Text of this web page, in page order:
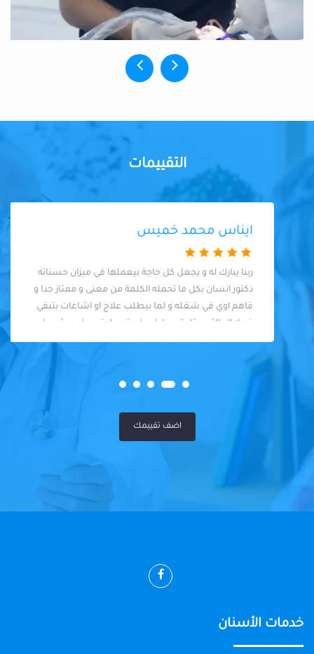
التقييمات
ايناس محمد خميس
ربنا يبارك له و يجعل كل حاجة بيعملها في ميزان حسناته
دكتور انسان بكل ما تحمله الكلمة من معنى و ممتاز جدا و
فاهم اوي في شغله و لما بيطلب علاج او اشاعات بتبقي
فعلا الحالة محتاجة بيحاول علي قد ما يقدر ما يجيش علي
المريض او يكلفه كتير
اضف تقييمك
خدمات الأسنان